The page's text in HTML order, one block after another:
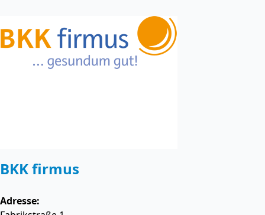
BKK firmus
Adresse: